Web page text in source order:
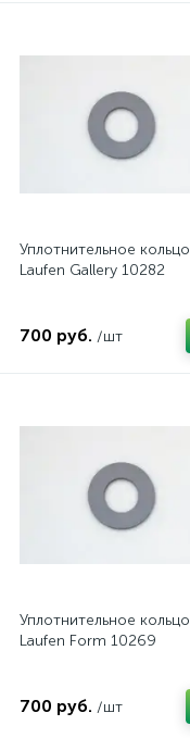
Уплотнительное кольцо
Laufen Gallery 10282
700 руб. /шт
Уплотнительное кольцо
Laufen Form 10269
700 руб. /шт